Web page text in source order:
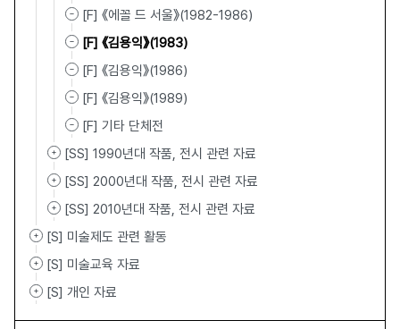
[F] 《에꼴 드 서울》(1982-1986)
[F] 《김용익》(1983)
[F] 《김용익》(1986)
[F] 《김용익》(1989)
[F] 기타 단체전
[SS] 1990년대 작품, 전시 관련 자료
[SS] 2000년대 작품, 전시 관련 자료
[SS] 2010년대 작품, 전시 관련 자료
[S] 미술제도 관련 활동
[S] 미술교육 자료
[S] 개인 자료